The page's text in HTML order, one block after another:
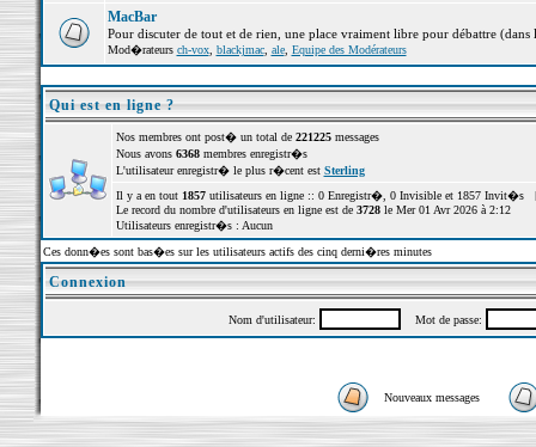
MacBar
Pour discuter de tout et de rien, une place vraiment libre pour débattre (dans
Mod�rateurs ch-vox, blackjmac, ale, Equipe des Modérateurs
Qui est en ligne ?
Nos membres ont post� un total de 221225messages
Nous avons 6368membres enregistr�s
L'utilisateur enregistr� le plus r�cent est Sterling
Il y a en tout 1857utilisateurs en ligne :: 0 Enregistr�, 0 Invisible et 1857 Invit�s
Le record du nombre d'utilisateurs en ligne est de 3728le Mer 01 Avr 2026 à 2:12
Utilisateurs enregistr�s : Aucun
Ces donn�es sont bas�es sur les utilisateurs actifs des cinq derni�res minutes
Connexion
Nom d'utilisateur: Mot de passe:
Nouveaux messages